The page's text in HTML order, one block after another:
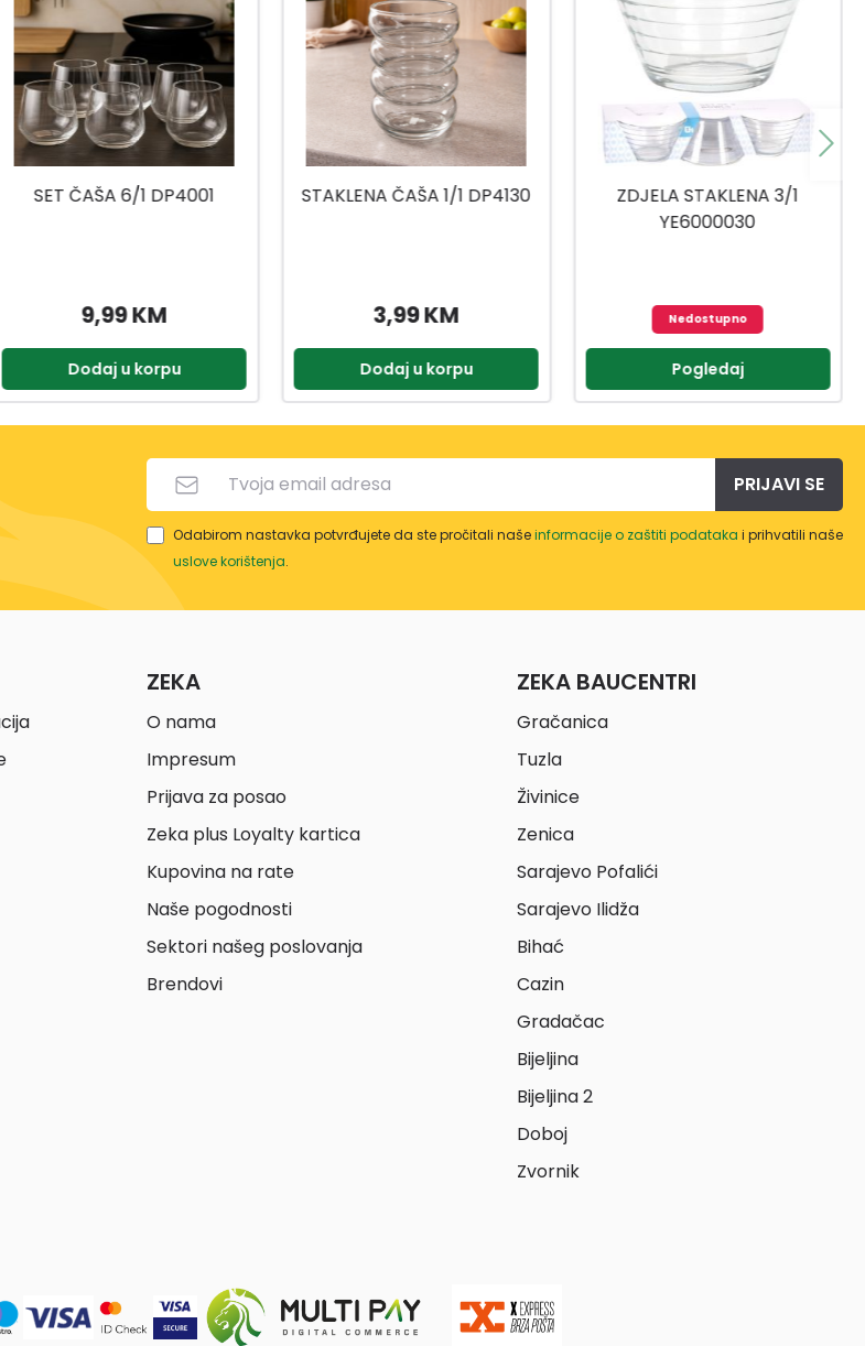
STAKLENA ČAŠA 1/1 DP4130
3,99 KM
Dodaj u korpu
ZDJELA STAKLENA 3/1
Nedostupno
Pogledaj
SET POSUDA ZA ZAČIN 3/1
STAKLO/BAMBUS
21,90 KM
Dodaj u korpu
PRIJAVI SE
Odabirom nastavka potvrđujete da ste pročitali našeinformacije o zaštiti podataka i prihvatili naše
uslove korištenja.
ZEKA
O nama
Impresum
Prijava za posao
Zeka plus Loyalty kartica
Kupovina na rate
Naše pogodnosti
Sektori našeg poslovanja
Brendovi
ZEKA BAUCENTRI
Gračanica
Tuzla
Živinice
Zenica
Sarajevo Pofalići
Sarajevo Ilidža
Bihać
Cazin
Gradačac
Bijeljina
Bijeljina 2
Doboj
Zvornik